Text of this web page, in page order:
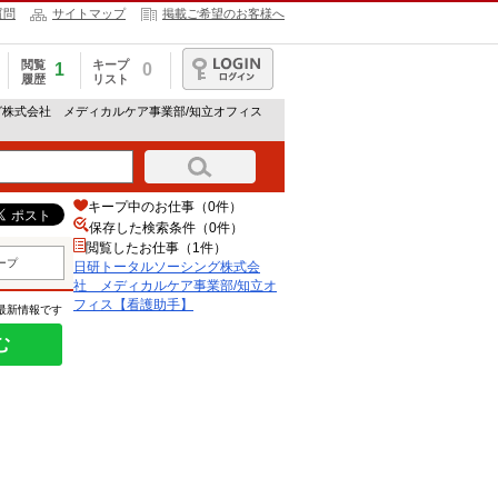
問 サイトマップ 掲載ご希望のお客様へ
閲覧
履歴
1
キープ
リスト
0
ログイン
式会社 メディカルケア事業部/知立オフィス
プ
新情報です
キープ中のお仕事（0件）
保存した検索条件（0件）
閲覧したお仕事（1件）
日研トータルソーシング株式会
社 メディカルケア事業部/知立オ
フィス【看護助手】